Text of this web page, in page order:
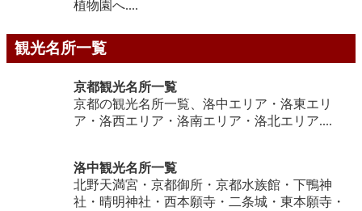
植物園へ....
観光名所一覧
京都観光名所一覧
京都の観光名所一覧、洛中エリア・洛東エリ
ア・洛西エリア・洛南エリア・洛北エリア....
洛中観光名所一覧
北野天満宮・京都御所・京都水族館・下鴨神
社・晴明神社・西本願寺・二条城・東本願寺・